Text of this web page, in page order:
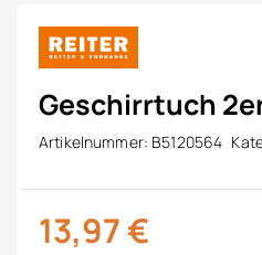
Geschirrtuch
Artikelnummer: B5120564
13,97€